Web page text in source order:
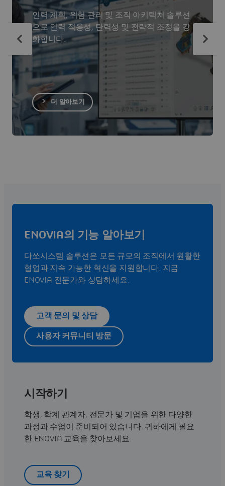
인력 계획, 위험 관리 및 조직 아키텍처 솔루션
으로 인력 적응성, 탄력성 및 전략적 조정을 강
화합니다.
더 알아보기
ENOVIA의 기능 알아보기
다쏘시스템 솔루션은 모든 규모의 조직에서 원활한
협업과 지속 가능한 혁신을 지원합니다. 지금
ENOVIA 전문가와 상담하세요.
고객 문의 및 상담
사용자 커뮤니티 방문
시작하기
학생, 학계 관계자, 전문가 및 기업을 위한 다양한
과정과 수업이 준비되어 있습니다. 귀하에게 필요
한 ENOVIA 교육을 찾아보세요.
교육 찾기